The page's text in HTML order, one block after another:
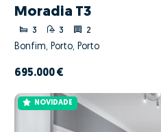
Moradia T3
3 3 2
Bonfim, Porto, Porto
695.000 €
NOVIDADE